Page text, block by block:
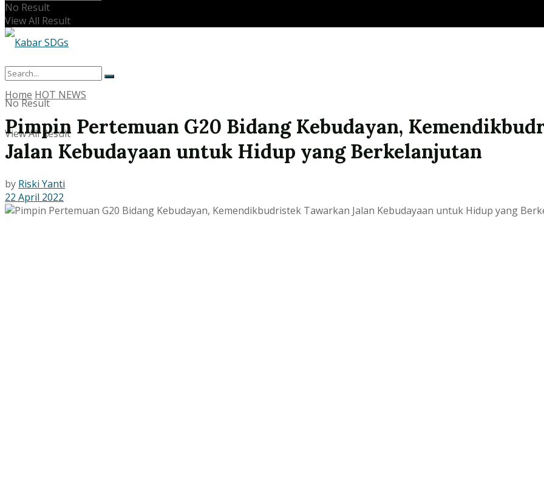
No Result
View All Result
No Result
View All Result
Home HOT NEWS
Pimpin Pertemuan G20 Bidang Kebudayan,
Jalan Kebudayaan untuk Hidup yang Berkelanjutan
by Riski Yanti
22 April 2022